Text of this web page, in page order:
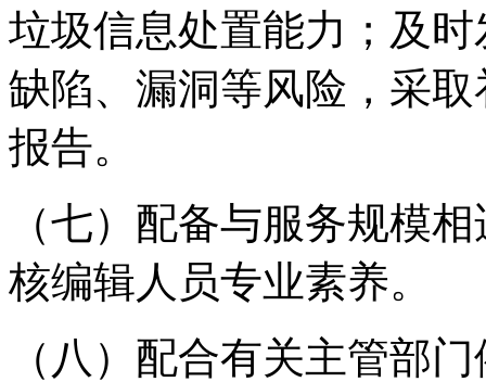
垃圾信息处置能力；及
缺陷、漏洞等风险，采
报告。
（七）配备与服务规模
核编辑人员专业素养。
（八）配合有关主管部